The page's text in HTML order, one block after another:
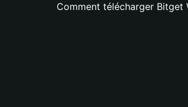
Comment télécharger